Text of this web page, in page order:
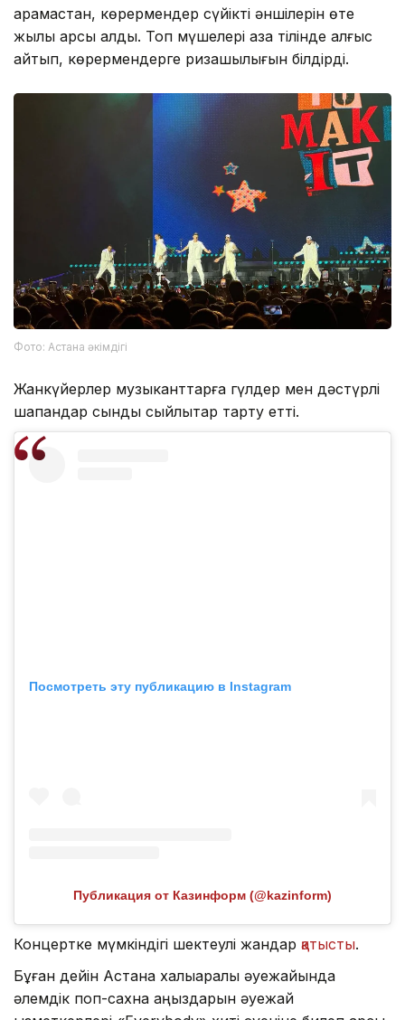
қарамастан, көрермендер сүйікті әншілерін өте
жылы қарсы алды. Топ мүшелері қазақ тілінде алғыс
айтып, көрермендерге ризашылығын білдірді.
Фото: Астана әкімдігі
Жанкүйерлер музыканттарға гүлдер мен дәстүрлі
шапандар сынды сыйлықтар тарту етті.
Посмотреть эту публикацию в Instagram
Публикация от Казинформ (@kazinform)
Концертке мүмкіндігі шектеулі жандар қатысты.
Бұған дейін Астана халықаралық әуежайында
әлемдік поп-сахна аңыздарын әуежай